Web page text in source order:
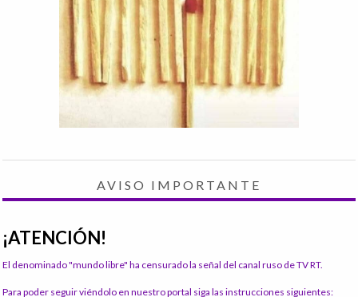
AVISO IMPORTANTE
¡ATENCIÓN!
El denominado "mundo libre" ha censurado la señal del canal ruso de TV RT.
Para poder seguir viéndolo en nuestro portal siga las instrucciones siguientes: